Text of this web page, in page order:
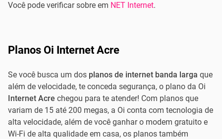
Você pode verificar sobre em NET Internet.
Planos Oi Internet Acre
Se você busca um dos planos de internet banda larga que
além de velocidade, te conceda segurança, o plano da Oi
Internet Acre chegou para te atender! Com planos que
variam de 15 até 200 megas, a Oi conta com tecnologia de
alta velocidade, além de você ganhar o modem gratuito e
Wi-Fi de alta qualidade em casa, os planos também